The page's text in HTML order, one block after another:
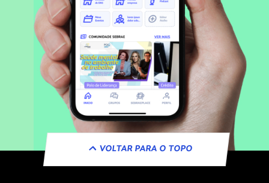
VOLTAR PARA O TOPO